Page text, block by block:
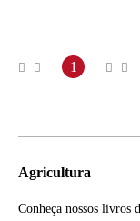
1
Agricultura
Conheça nossos livros